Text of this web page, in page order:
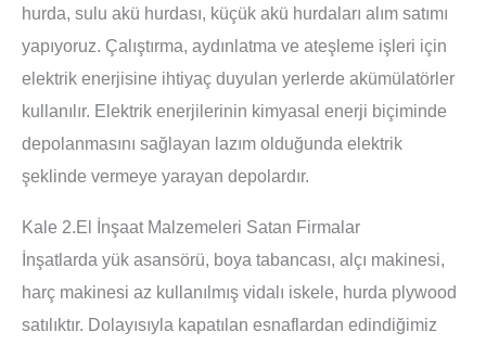
hurda, sulu akü hurdası, küçük akü hurdaları alım satımı
yapıyoruz. Çalıştırma, aydınlatma ve ateşleme işleri için
elektrik enerjisine ihtiyaç duyulan yerlerde akümülatörler
kullanılır. Elektrik enerjilerinin kimyasal enerji biçiminde
depolanmasını sağlayan lazım olduğunda elektrik
şeklinde vermeye yarayan depolardır.
Kale 2.El İnşaat Malzemeleri Satan Firmalar
İnşatlarda yük asansörü, boya tabancası, alçı makinesi,
harç makinesi az kullanılmış vidalı iskele, hurda plywood
satılıktır. Dolayısıyla kapatılan esnaflardan edindiğimiz